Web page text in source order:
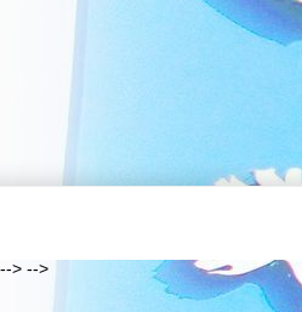
--> -->